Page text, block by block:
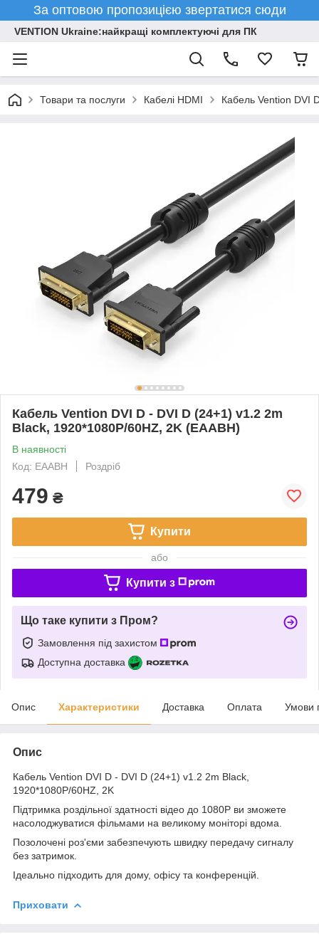
За оптовою пропозицією звертатися сюди
VENTION Ukraine:найкращі комплектуючі для ПК
Товари та послуги Кабелі HDMI Кабель Vention DVI
Кабель Vention DVI D - DVI D (24+1) v1.2 2m
Black, 1920*1080P/60HZ, 2K (EAABH)
В наявності
Код: EAABH
Роздріб
479 ₴
Купити
або
Купити з
Що таке купити з Пром?
Замовлення під захистом
Доступна доставка
Опис Характеристики Доставка Оплата Умови
Опис
Кабель Vention DVI D - DVI D (24+1) v1.2 2m Black,
1920*1080P/60HZ, 2K
Підтримка роздільної здатності відео до 1080P ви зможете
насолоджуватися фільмами на великому моніторі вдома.
Позолочені роз'єми забезпечують швидку передачу сигналу
без затримок.
Ідеально підходить для дому, офісу та конференцій.
Приховати